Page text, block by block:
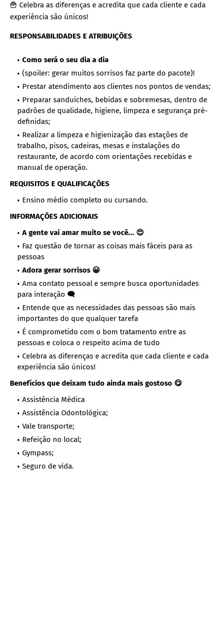
🍟 Celebra as diferenças e acredita que cada cliente e cada
experiência são únicos!
RESPONSABILIDADES E ATRIBUIÇÕES
Como será o seu dia a dia
(spoiler: gerar muitos sorrisos faz parte do pacote)!
Prestar atendimento aos clientes nos pontos de vendas;
Preparar sanduíches, bebidas e sobremesas, dentro de
padrões de qualidade, higiene, limpeza e segurança pré-
definidas;
Realizar a limpeza e higienização das estações de
trabalho, pisos, cadeiras, mesas e instalações do
restaurante, de acordo com orientações recebidas e
manual de operação.
REQUISITOS E QUALIFICAÇÕES
Ensino médio completo ou cursando.
INFORMAÇÕES ADICIONAIS
A gente vai amar muito se você... 😍
Faz questão de tornar as coisas mais fáceis para as
pessoas
Adora gerar sorrisos 😀
Ama contato pessoal e sempre busca oportunidades
para interação 🗨
Entende que as necessidades das pessoas são mais
importantes do que qualquer tarefa
É comprometido com o bom tratamento entre as
pessoas e coloca o respeito acima de tudo
Celebra as diferenças e acredita que cada cliente e cada
experiência são únicos!
Benefícios que deixam tudo ainda mais gostoso 😋
Assistência Médica
Assistência Odontológica;
Vale transporte;
Refeição no local;
Gympass;
Seguro de vida.